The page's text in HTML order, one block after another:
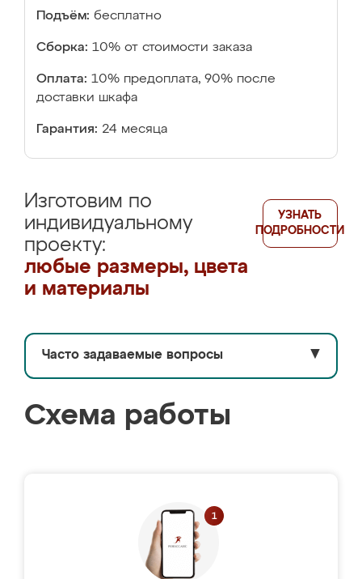
Подъём: бесплатно
Сборка: 10% от стоимости заказа
Оплата: 10% предоплата, 90% после
доставки шкафа
Гарантия: 24 месяца
Изготовим по
индивидуальному
проекту:
любые размеры, цвета
и материалы
УЗНАТЬ
ПОДРОБНОСТИ
Часто задаваемые вопросы ▼
Схема работы